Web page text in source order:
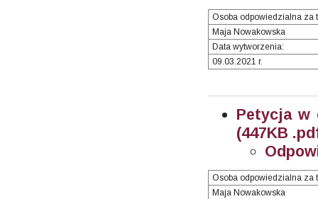
Osoba odpowiedzialna za
Maja Nowakowska
Data wytworzenia:
09.03.2021 r.
Petycja w
(447KB
Osoba odpowiedzialna za
Maja Nowakowska